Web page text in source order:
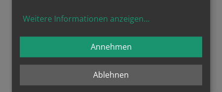
klare Worte ...
Weitere Informationen anzeigen...
Ablehnen
Annehmen